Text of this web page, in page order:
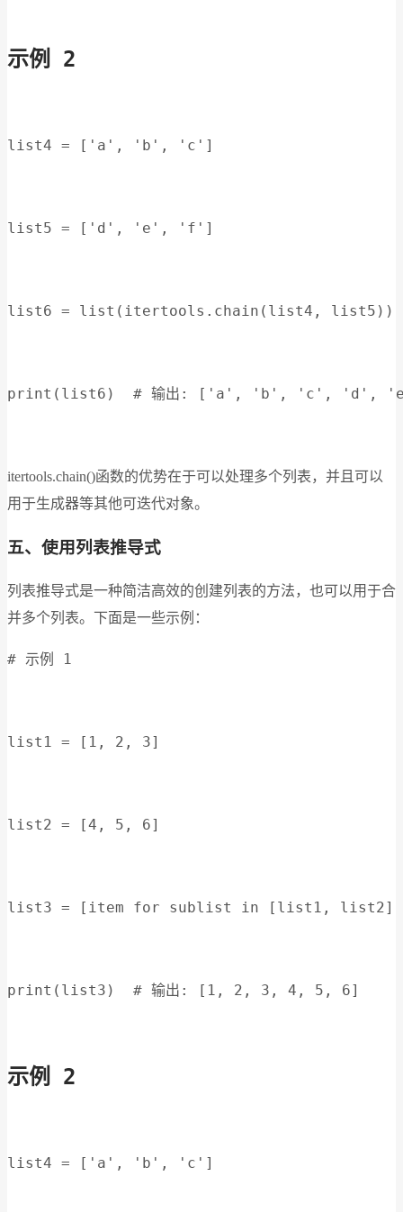
示例 2
list4 = ['a', 'b', 'c']
list5 = ['d', 'e', 'f']
list6 = list(itertools.chain(list4, list5))
print(list6)  # 输出: ['a', 'b', 'c', 'd',
itertools.chain()函数的优势在于可以处理多个列表，并且可以
用于生成器等其他可迭代对象。
五、使用列表推导式
列表推导式是一种简洁高效的创建列表的方法，也可以用于合
并多个列表。下面是一些示例：
# 示例 1
list1 = [1, 2, 3]
list2 = [4, 5, 6]
list3 = [item for sublist in [list1, list2]
print(list3)  # 输出: [1, 2, 3, 4, 5, 6]
示例 2
list4 = ['a', 'b', 'c']